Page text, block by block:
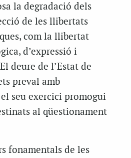
la degradació dels
de les llibertats
com la llibertat
d’expressió i
deure de l’Estat de
preval amb
seu exercici promogui
al qüestionament
fonamentals de les